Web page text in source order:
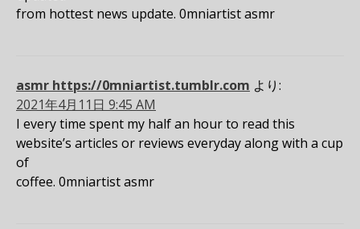
from hottest news update. 0mniartist asmr
asmr https://0mniartist.tumblr.com より:
2021年4月11日 9:45 AM
I every time spent my half an hour to read this
website’s articles or reviews everyday along with a cup
of
coffee. 0mniartist asmr